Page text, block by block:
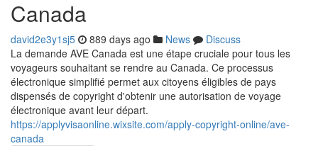
Canada
david2e3y1sj5 889 days ago News
Discuss
La demande AVE Canada est une étape cruciale pour tous les
voyageurs souhaitant se rendre au Canada. Ce processus
électronique simplifié permet aux citoyens éligibles de pays
dispensés de copyright d'obtenir une autorisation de voyage
électronique avant leur départ.
https://applyvisaonline.wixsite.com/apply-copyright-online/ave-
canada